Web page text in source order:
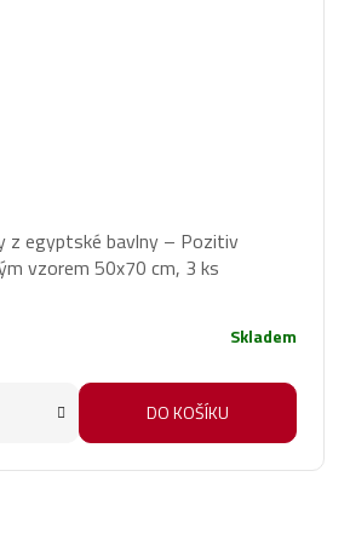
z egyptské bavlny – Pozitiv
vzorem 50x70 cm, 3 ks
Skladem
DO KOŠÍKU